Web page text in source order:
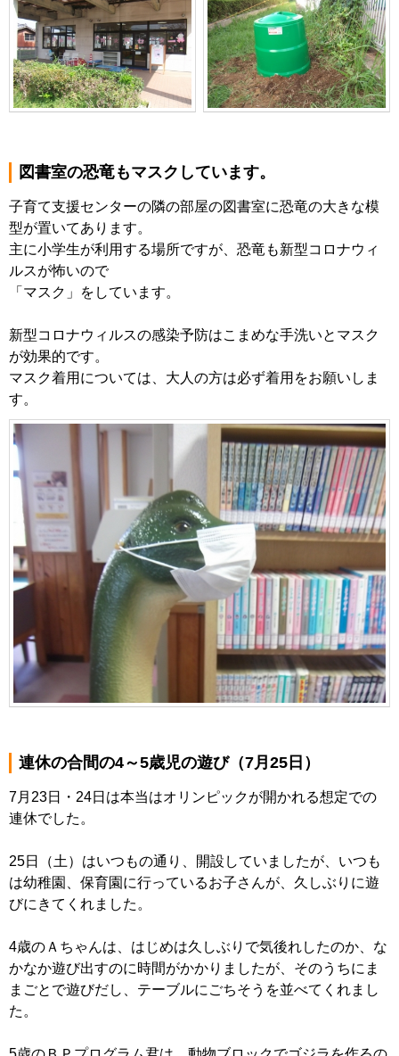
図書室の恐竜もマスクしています。
子育て支援センターの隣の部屋の図書室に恐竜の大きな模
型が置いてあります。
主に小学生が利用する場所ですが、恐竜も新型コロナウィ
ルスが怖いので
「マスク」をしています。
新型コロナウィルスの感染予防はこまめな手洗いとマスク
が効果的です。
マスク着用については、大人の方は必ず着用をお願いしま
す。
連休の合間の4～5歳児の遊び（7月25日）
7月23日・24日は本当はオリンピックが開かれる想定での
連休でした。
25日（土）はいつもの通り、開設していましたが、いつも
は幼稚園、保育園に行っているお子さんが、久しぶりに遊
びにきてくれました。
4歳のＡちゃんは、はじめは久しぶりで気後れしたのか、な
かなか遊び出すのに時間がかかりましたが、そのうちにま
まごとで遊びだし、テーブルにごちそうを並べてくれまし
た。